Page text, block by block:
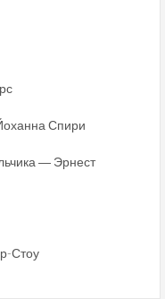
Спири
― Эрнест
Стоу